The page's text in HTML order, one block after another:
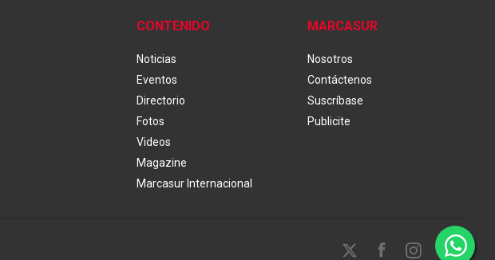
CONTENIDO
Noticias
Eventos
Directorio
Fotos
Videos
Magazine
Marcasur Internacional
MARCASUR
Nosotros
Contáctenos
Suscríbase
Publicite